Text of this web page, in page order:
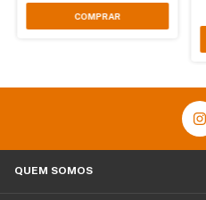
COMPRAR
QUEM SOMOS